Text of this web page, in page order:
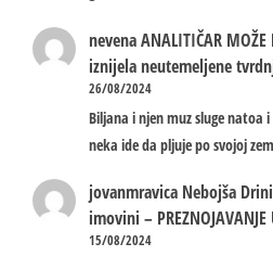
nevenaANALITIČAR
iznijela neutemeljene
26/08/2024
Biljana i njen muz sluge
neka ide da pljuje po svojoj
jovanmravica Nebojša
imovini – PREZNOJAVANJE
15/08/2024